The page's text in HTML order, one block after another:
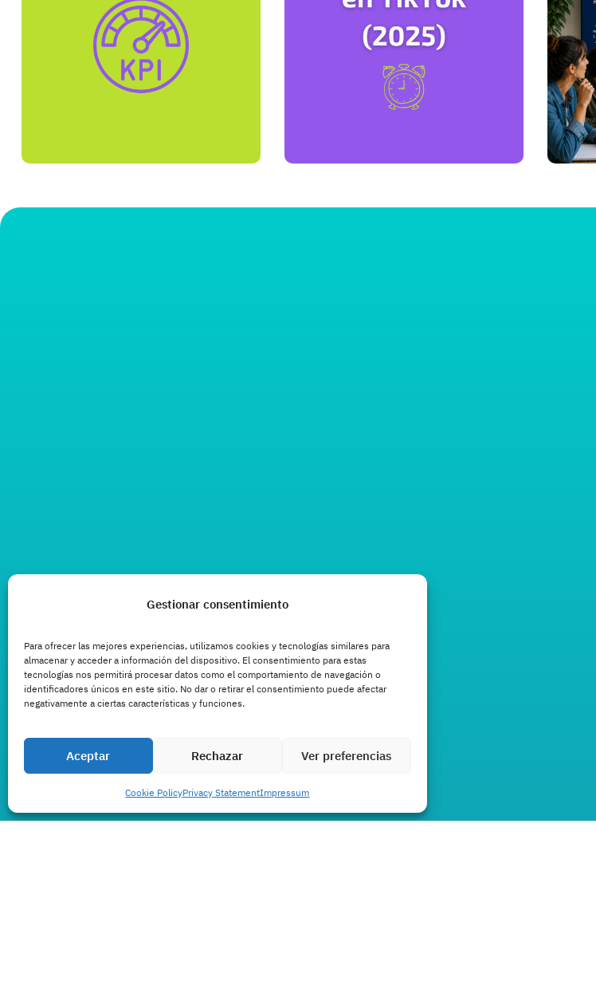
Gestionar consentimiento
Para ofrecer las mejores experiencias, utilizamos cookies y tecnologías similares para
almacenar y acceder a información del dispositivo. El consentimiento para estas
tecnologías nos permitirá procesar datos como el comportamiento de navegación o
identificadores únicos en este sitio. No dar o retirar el consentimiento puede afectar
negativamente a ciertas características y funciones.
Aceptar Rechazar Ver preferencias
Cookie PolicyPrivacy StatementImpressum